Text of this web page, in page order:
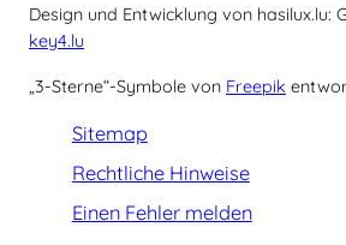
Design und Entwicklung von hasilux.lu:
key4.lu
„3-Sterne“-Symbole von Freepik
Sitemap
Rechtliche Hinweise
Einen Fehler melden